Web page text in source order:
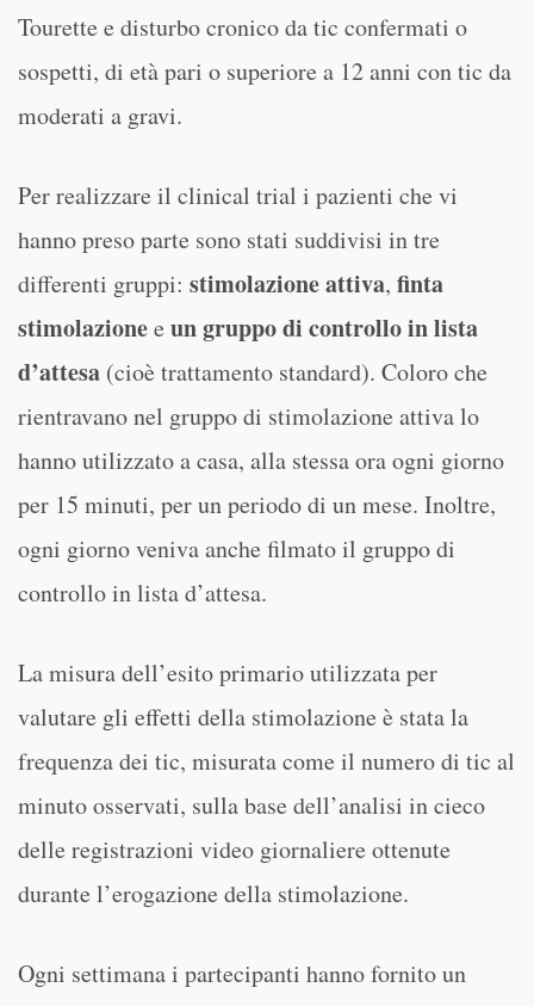
Tourette e disturbo cronico da tic confermati o
sospetti, di età pari o superiore a 12 anni con tic da
moderati a gravi.
Per realizzare il clinical trial i pazienti che vi
hanno preso parte sono stati suddivisi in tre
differenti gruppi: stimolazione attiva, finta
stimolazionee un gruppo di controllo in lista
d’attesa (cioè trattamento standard). Coloro che
rientravano nel gruppo di stimolazione attiva lo
hanno utilizzato a casa, alla stessa ora ogni giorno
per 15 minuti, per un periodo di un mese. Inoltre,
ogni giorno veniva anche filmato il gruppo di
controllo in lista d’attesa.
La misura dell’esito primario utilizzata per
valutare gli effetti della stimolazione è stata la
frequenza dei tic, misurata come il numero di tic al
minuto osservati, sulla base dell’analisi in cieco
delle registrazioni video giornaliere ottenute
durante l’erogazione della stimolazione.
Ogni settimana i partecipanti hanno fornito un